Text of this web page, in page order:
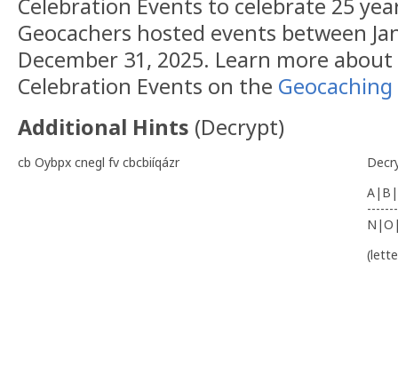
Celebration Events to celebrate 25
Geocachers hosted events between
December 31, 2025. Learn more
Celebration Events on the
Additional Hints (Decrypt)
cb Oybpx cnegl fv cbcbiíqázr